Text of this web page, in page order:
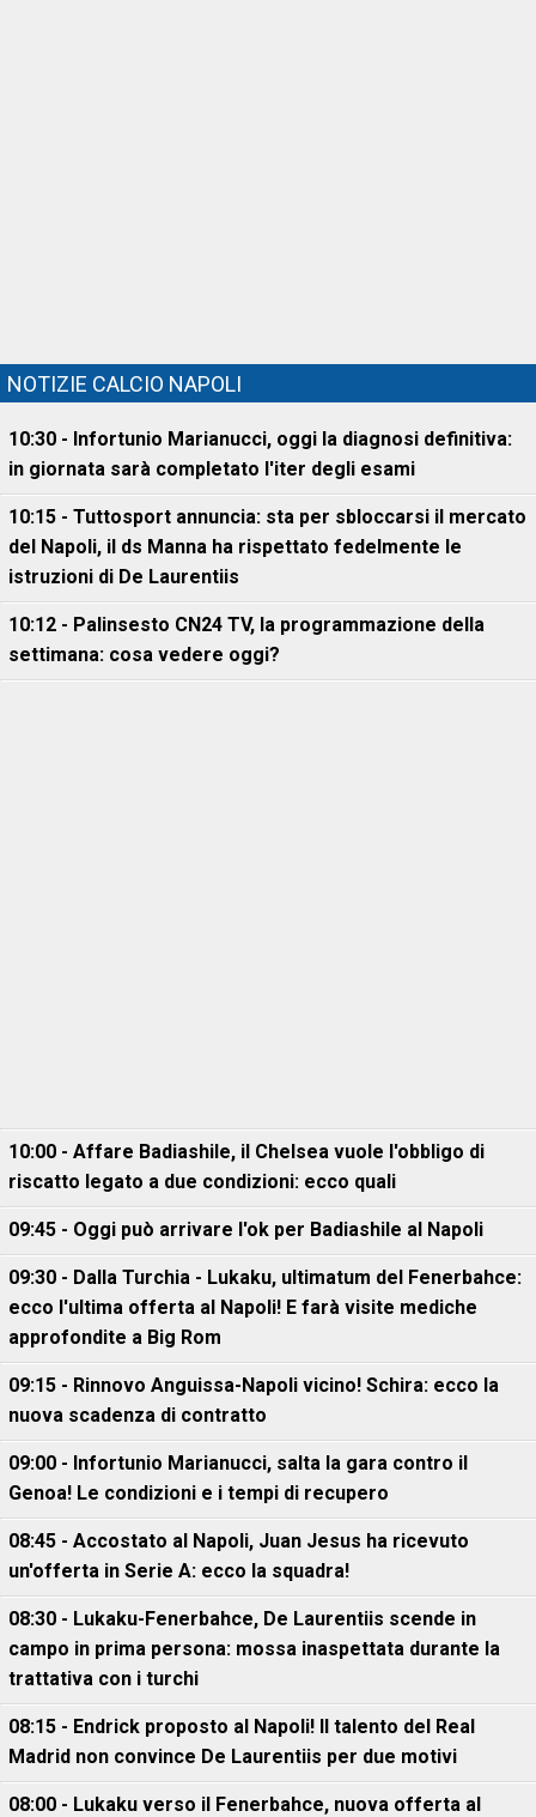
NOTIZIE CALCIO NAPOLI
10:30 - Infortunio Marianucci, oggi la diagnosi definitiva:
in giornata sarà completato l'iter degli esami
10:15 - Tuttosport annuncia: sta per sbloccarsi il mercato
del Napoli, il ds Manna ha rispettato fedelmente le
istruzioni di De Laurentiis
10:12 - Palinsesto CN24 TV, la programmazione della
settimana: cosa vedere oggi?
10:00 - Affare Badiashile, il Chelsea vuole l'obbligo di
riscatto legato a due condizioni: ecco quali
09:45 - Oggi può arrivare l'ok per Badiashile al Napoli
09:30 - Dalla Turchia - Lukaku, ultimatum del Fenerbahce:
ecco l'ultima offerta al Napoli! E farà visite mediche
approfondite a Big Rom
09:15 - Rinnovo Anguissa-Napoli vicino! Schira: ecco la
nuova scadenza di contratto
09:00 - Infortunio Marianucci, salta la gara contro il
Genoa! Le condizioni e i tempi di recupero
08:45 - Accostato al Napoli, Juan Jesus ha ricevuto
un'offerta in Serie A: ecco la squadra!
08:30 - Lukaku-Fenerbahce, De Laurentiis scende in
campo in prima persona: mossa inaspettata durante la
trattativa con i turchi
08:15 - Endrick proposto al Napoli! Il talento del Real
Madrid non convince De Laurentiis per due motivi
08:00 - Lukaku verso il Fenerbahce, nuova offerta al